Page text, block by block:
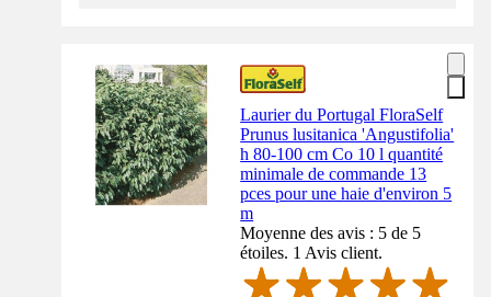
Laurier du Portugal FloraSelf
Prunus lusitanica 'Angustifolia'
h 80-100 cm Co 10 l quantité
minimale de commande 13
pces pour une haie d'environ 5
m
Moyenne des avis : 5 de 5
étoiles. 1 Avis client.